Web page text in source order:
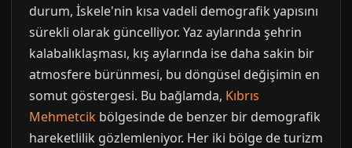
durum, İskele'nin kısa vadeli demografik yapısını
sürekli olarak güncelliyor. Yaz aylarında şehrin
kalabalıklaşması, kış aylarında ise daha sakin bir
atmosfere bürünmesi, bu döngüsel değişimin en
somut göstergesi. Bu bağlamda, Kıbrıs
Mehmetcik bölgesinde de benzer bir demografik
hareketlilik gözlemleniyor. Her iki bölge de turizm